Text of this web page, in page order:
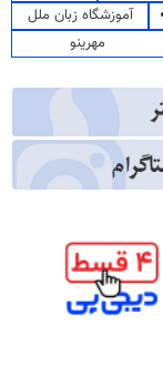
آموزشگاه زبان ملل
مهرینو